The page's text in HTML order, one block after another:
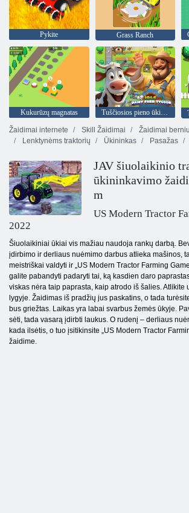
Pykite Grass Ranch
Kukurūzų magnatas Tuščiosios pieno ūkio magnatas
Žaidimai internete
Skill Žaidimai Žaidimai
Lenktynėms traktorių
Ūkininkas Pasažas
JAV šiuolaikinio
ūkininkavimo
m
US Modern Tractor
2022
Šiuolaikiniai ūkiai vis mažiau naudoja rankų darbą.
įdirbimo ir derliaus nuėmimo darbus atlieka mašinos,
meistriškai valdyti ir „US Modern Tractor Farming
galite pabandyti padaryti tai, ką kasdien daro
viskas nėra taip paprasta, kaip atrodo iš šalies. Atlikite
lygyje. Žaidimas iš pradžių jus paskatins, o tada
bus griežtas. Laikas yra labai svarbus žemės ūkyje.
sėti, tada vasarą įdirbti laukus. O rudenį – derliaus
kada ilsėtis, o tuo įsitikinsite „US Modern Tractor
žaidime.